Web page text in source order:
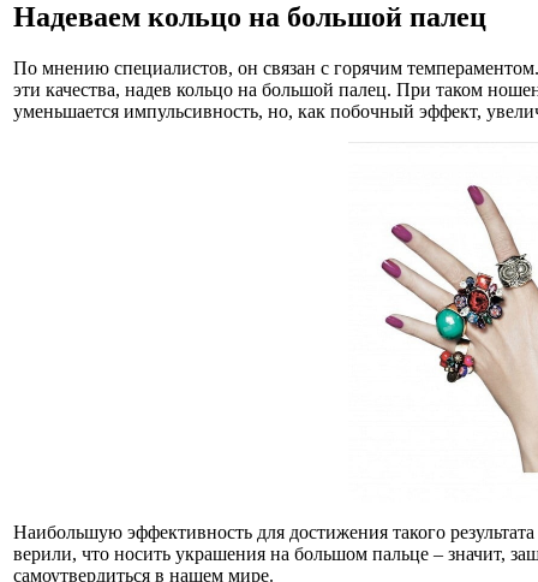
Надеваем кольцо на большой палец
По мнению специалистов, он связан с горячим
эти качества, надев кольцо на большой палец. При таком
уменьшается импульсивность, но, как побочный эффект,
Наибольшую эффективность для достижения такого
верили, что носить украшения на большом пальце – значит,
самоутвердиться в нашем мире.